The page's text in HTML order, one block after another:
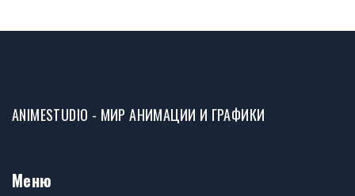
ANIMESTUDIO - МИР АНИМАЦИИ И ГРАФИКИ
Меню